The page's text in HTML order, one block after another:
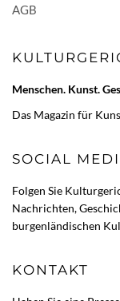
AGB
Menschen. Kunst.
Das Magazin für
SOCIAL
Folgen Sie
Nachrichten,
burgenländischen
KONTAKT